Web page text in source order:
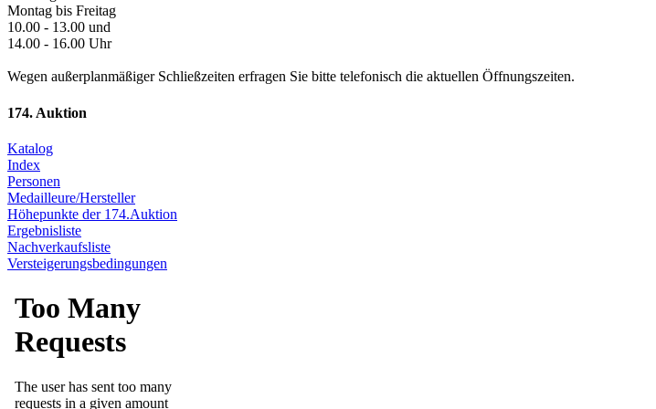
Montag bis Freitag
10.00 - 13.00 und
14.00 - 16.00 Uhr
Wegen außerplanmäßiger Schließzeiten erfragen Sie bitte telefonisch die aktuellen Öffnungszeiten.
174. Auktion
Katalog
Index
Personen
Medailleure/Hersteller
Höhepunkte der 174.Auktion
Ergebnisliste
Nachverkaufsliste
Versteigerungsbedingungen